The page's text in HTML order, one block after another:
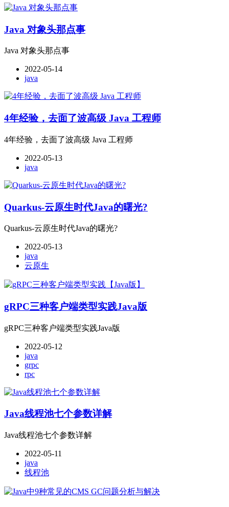
Java 对象头那点事
Java 对象头那点事
2022-05-14
java
4年经验，去面了波高级 Java 工程师
4年经验，去面了波高级 Java 工程师
2022-05-13
java
Quarkus-云原生时代Java的曙光?
Quarkus-云原生时代Java的曙光?
2022-05-13
java
云原生
gRPC三种客户端类型实践Java版
gRPC三种客户端类型实践Java版
2022-05-12
java
grpc
rpc
Java线程池七个参数详解
Java线程池七个参数详解
2022-05-11
java
线程池